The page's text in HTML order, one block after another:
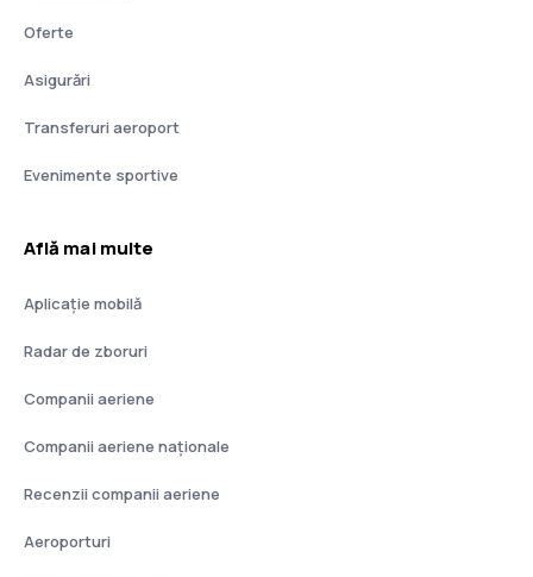
Oferte
Asigurări
Transferuri aeroport
Evenimente sportive
Află mai multe
Aplicație mobilă
Radar de zboruri
Companii aeriene
Companii aeriene naţionale
Recenzii companii aeriene
Aeroporturi